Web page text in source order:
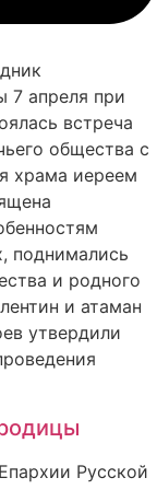
7 апреля при
встреча
общества с
храма иереем
поднимались
и родного
и атаман
утвердили
Русской